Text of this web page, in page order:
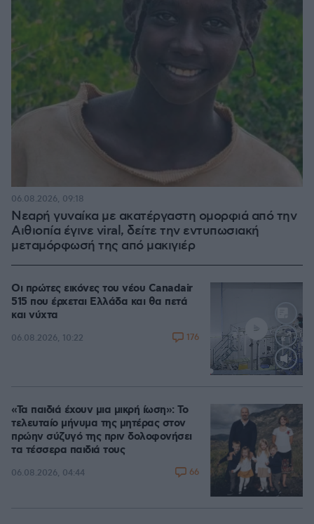
Νεαρή γυναίκα με ακατέργαστη ομορφιά από την
Αιθιοπία έγινε viral, δείτε την εντυπωσιακή
μεταμόρφωσή της από μακιγιέρ
06.08.2026, 09:18
Loaded:
Οι πρώτες εικόνες του νέου Canadair
515 που έρχεται Ελλάδα και θα πετά
και νύχτα
06.08.2026, 10:22 176
«Τα παιδιά έχουν μια μικρή ίωση»: Το
τελευταίο μήνυμα της μητέρας στον
πρώην σύζυγό της πριν δολοφονήσει
τα τέσσερα παιδιά τους
06.08.2026, 04:44 66